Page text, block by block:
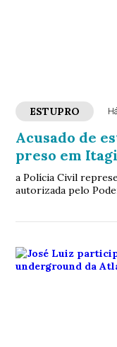
ESTUPRO
Acusado de
preso em
a Polícia Civil
autorizada pelo